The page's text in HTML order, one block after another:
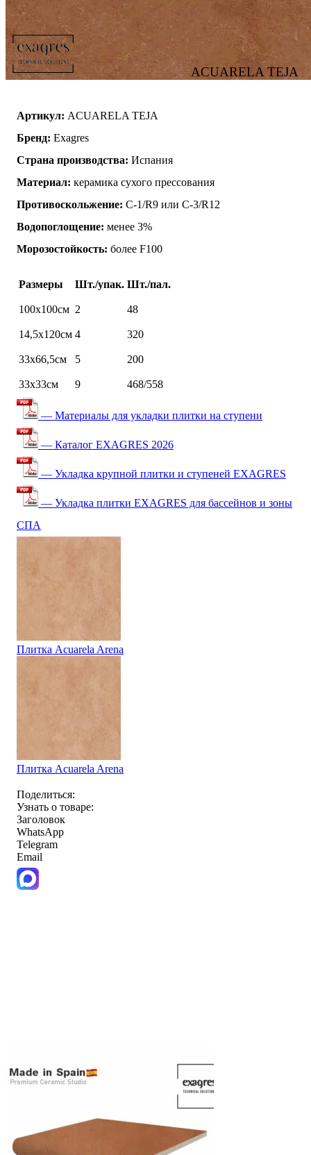
ACUARELA TEJA
Артикул: ACUARELA TEJA
Бренд: Exagres
Страна производства: Испания
Материал: керамика сухого прессования
Противоскольжение: C-1/R9 или C-3/R12
Водопоглощение: менее 3%
Морозостойкость: более F100
Размеры Шт./упак. Шт./пал.
100х100см 2 48
14,5х120см 4 320
33х66,5см 5 200
33х33см 9 468/558
— Материалы для укладки плитки на ступени
— Каталог EXAGRES 2026
— Укладка крупной плитки и ступеней EXAGRES
— Укладка плитки EXAGRES для бассейнов и зоны
СПА
Плитка Acuarela Arena
Плитка Acuarela Arena
Поделиться:
Узнать о товаре:
Заголовок
WhatsApp
Telegram
Email